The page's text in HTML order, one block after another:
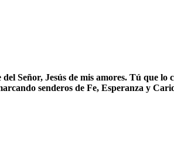
Señor, Jesús de mis amores. Tú que
senderos de Fe, Esperanza y